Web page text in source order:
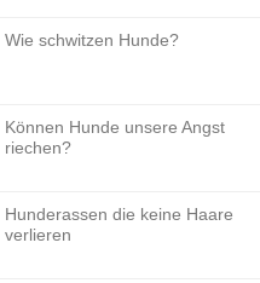
Wie schwitzen Hunde?
Können Hunde unsere Angst
riechen?
Hunderassen die keine Haare
verlieren